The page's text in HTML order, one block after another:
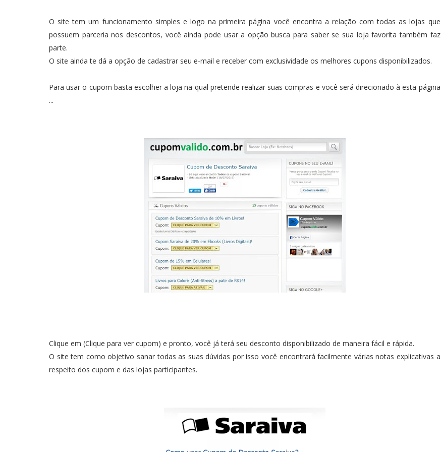
O site tem um funcionamento simples e logo na primeira página você encontra a relação com todas as lojas que
possuem parceria nos descontos, você ainda pode usar a opção busca para saber se sua loja favorita também faz
parte.
O site ainda te dá a opção de cadastrar seu e-mail e receber com exclusividade os melhores cupons disponibilizados.
Para usar o cupom basta escolher a loja na qual pretende realizar suas compras e você será direcionado à esta página
...
Clique em (Clique para ver cupom) e pronto, você já terá seu desconto disponibilizado de maneira fácil e rápida.
O site tem como objetivo sanar todas as suas dúvidas por isso você encontrará facilmente várias notas explicativas a
respeito dos cupom e das lojas participantes.